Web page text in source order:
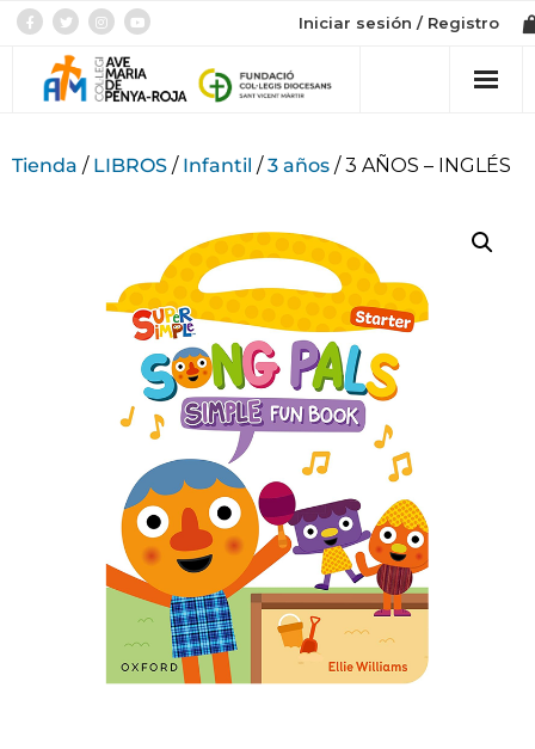
Iniciar sesión / Registro
Botiga
Tienda / LIBROS / Infantil /3 años / 3 AÑOS – INGLÉS